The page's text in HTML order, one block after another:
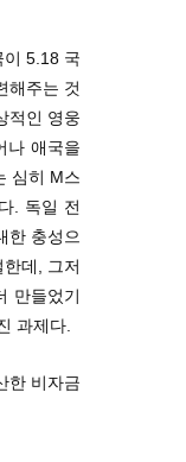
5.18 국
해주는 것
적인 영웅
나 애국을
심히 M스
. 독일 전
한 충성으
데, 그저
만들었기
과제다.
한 비자금